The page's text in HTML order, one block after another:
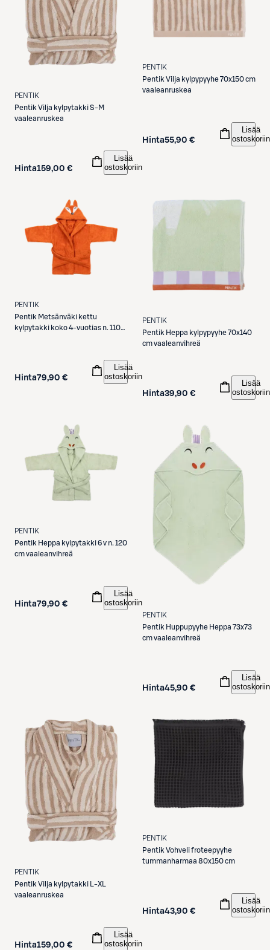
PENTIK
Pentik Vilja kylpytakki S-M
vaaleanruskea
Hinta159,00 €
Lisää
ostoskoriin
PENTIK
Pentik Vilja kylpypyyhe 70x150 cm
vaaleanruskea
Hinta55,90 €
Lisää
ostoskoriin
PENTIK
Pentik Metsänväki kettu
kylpytakki koko 4-vuotias n. 110
Hinta79,90 €
Lisää
ostoskoriin
PENTIK
Pentik Heppa kylpypyyhe 70x140
cm vaaleanvihreä
Hinta39,90 €
Lisää
ostoskoriin
PENTIK
Pentik Heppa kylpytakki 6 v n. 120
cm vaaleanvihreä
Hinta79,90 €
Lisää
ostoskoriin
PENTIK
Pentik Huppupyyhe Heppa 73x73
cm vaaleanvihreä
Hinta45,90 €
Lisää
ostoskoriin
PENTIK
Pentik Vilja kylpytakki L-XL
vaaleanruskea
Hinta159,00 €
Lisää
ostoskoriin
PENTIK
Pentik Vohveli froteepyyhe
tummanharmaa 80x150 cm
Hinta43,90 €
Lisää
ostoskoriin